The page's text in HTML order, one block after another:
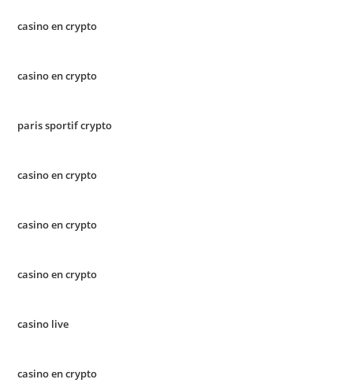
casino en crypto
casino en crypto
paris sportif crypto
casino en crypto
casino en crypto
casino en crypto
casino live
casino en crypto